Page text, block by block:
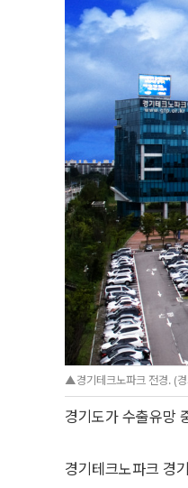
▲경기테크노파크 전경. (
경기도가 수출유망
경기테크노파크 경